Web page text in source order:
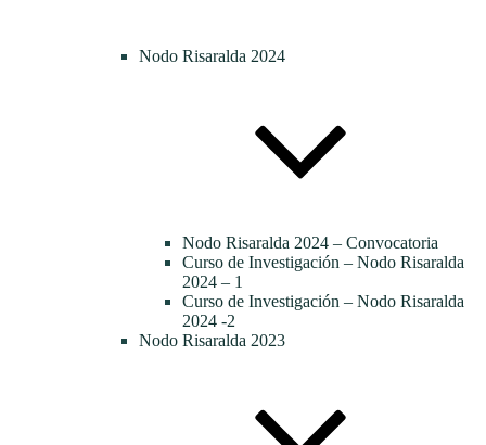
Nodo Risaralda 2024
Nodo Risaralda 2024 – Convocatoria
Curso de Investigación – Nodo Risaralda
2024 – 1
Curso de Investigación – Nodo Risaralda
2024 -2
Nodo Risaralda 2023